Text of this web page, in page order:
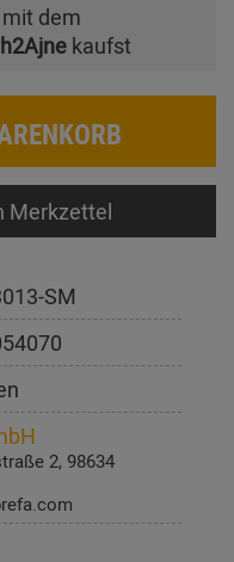
dem
kaufst
Merkzettel
SM
2, 98634